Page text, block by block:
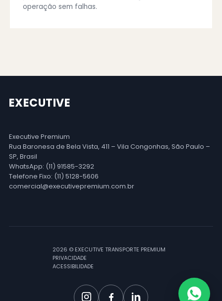
operação sem falhas.
EXECUTIVE
Executive Premium
Rua Baronesa de Bela Vista, 411 – Vila Congonhas, São Paulo –
SP, Brasil
WhatsApp: (11) 91585-3292
Telefone Fixo: (11) 5128-5606
comercial@executivepremium.com.br
2026 © EXECUTIVE TRANSPORTE PREMIUM
PRIVACIDADE
ACESSIBILIDADE